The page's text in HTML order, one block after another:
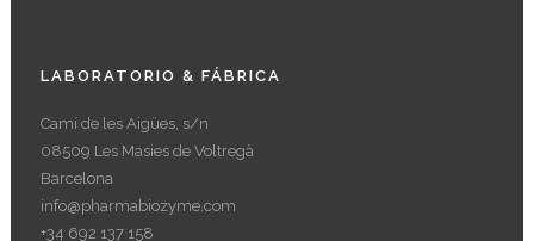
LABORATORIO & FÁBRICA
Camí de les Aigües, s/n
08509 Les Masies de Voltregà
Barcelona
info@pharmabiozyme.com
+34 692 137 158